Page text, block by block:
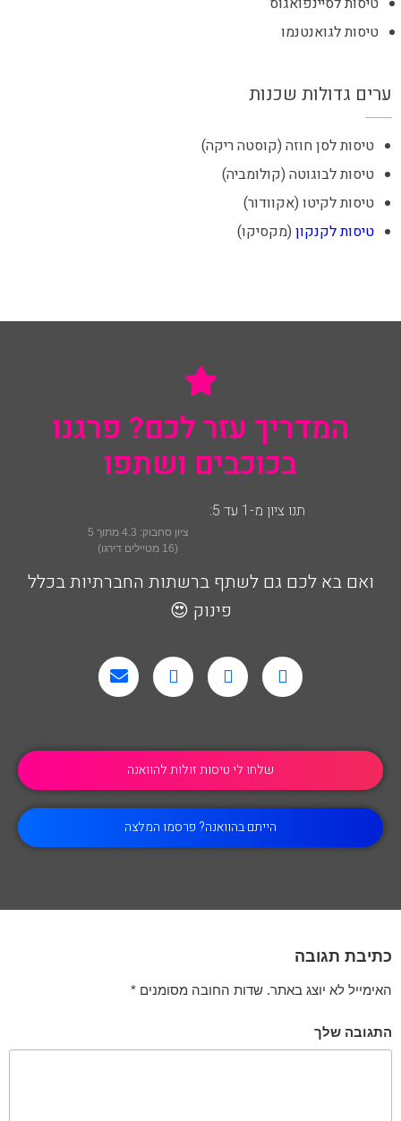
טיסות לגואנטנמו
ערים גדולות שכנות
טיסות לסן חוזה (קוסטה ריקה)
טיסות לבוגוטה (קולומביה)
טיסות לקיטו (אקוודור)
טיסות לקנקון (מקסיקו)
המדריך עזר לכם? פרגנו
בכוכבים ושתפו
תנו ציון מ-1 עד 5:
ציון סחבוק: 4.3
מתוך 5
(
16 מטיילים דירגו)
ואם בא לכם גם לשתף ברשתות החברתיות בכלל
פינוק 😍
שלחו לי טיסות זולות להוואנה
הייתם בהוואנה? פרסמו המלצה
כתיבת תגובה
האימייל לא יוצג באתר. שדות החובה מסומנים *
התגובה שלך